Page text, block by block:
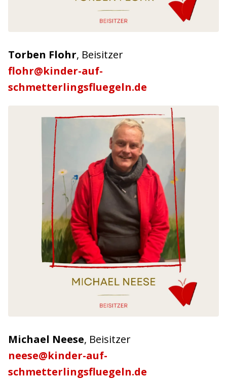
Torben Flohr, Beisitzer
flohr@kinder-auf-
schmetterlingsfluegeln.de
Michael Neese, Beisitzer
neese@kinder-auf-
schmetterlingsfluegeln.de